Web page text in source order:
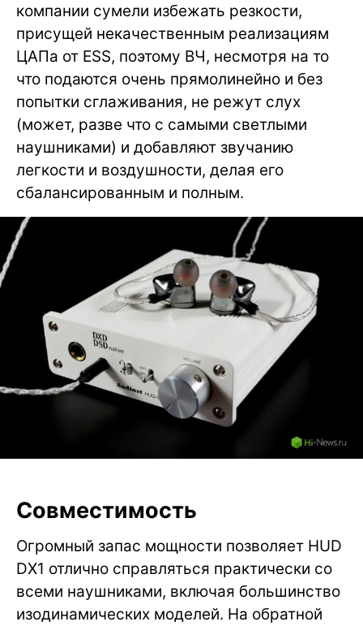
компании сумели избежать резкости,
присущей некачественным реализациям
ЦАПа от ESS, поэтому ВЧ, несмотря на то
что подаются очень прямолинейно и без
попытки сглаживания, не режут слух
(может, разве что с самыми светлыми
наушниками) и добавляют звучанию
легкости и воздушности, делая его
сбалансированным и полным.
Совместимость
Огромный запас мощности позволяет HUD
DX1 отлично справляться практически со
всеми наушниками, включая большинство
изодинамических моделей. На обратной